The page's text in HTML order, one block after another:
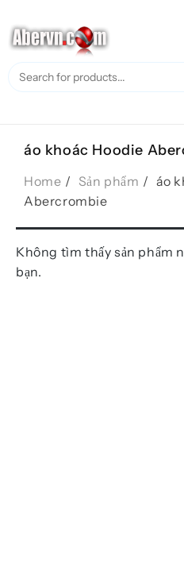
to
content
áo khoác Hoodie
Home Sản phẩm
áo
Abercrombie
Không tìm thấy sản phẩm
bạn.